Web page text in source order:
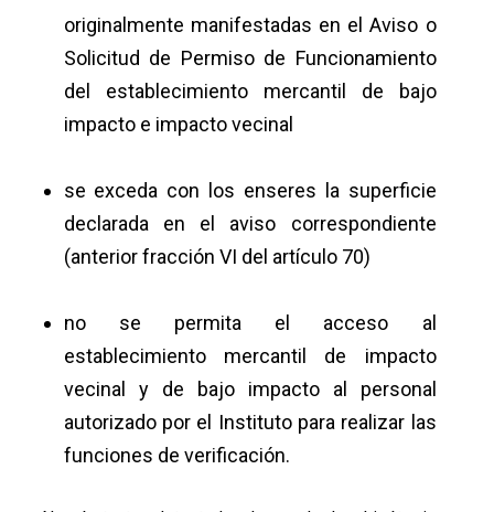
originalmente manifestadas en el Aviso o
Solicitud de Permiso de Funcionamiento
del establecimiento mercantil de bajo
impacto e impacto vecinal
se exceda con los enseres la superficie
declarada en el aviso correspondiente
(anterior fracción VI del artículo 70)
no se permita el acceso al
establecimiento mercantil de impacto
vecinal y de bajo impacto al personal
autorizado por el Instituto para realizar las
funciones de verificación.